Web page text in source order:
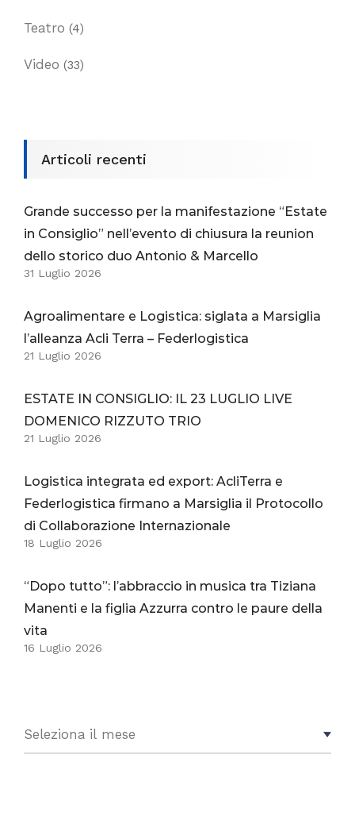
Teatro (4)
Video (33)
Articoli recenti
Grande successo per la manifestazione “Estate
in Consiglio” nell’evento di chiusura la reunion
dello storico duo Antonio & Marcello
31 Luglio 2026
Agroalimentare e Logistica: siglata a Marsiglia
l’alleanza Acli Terra – Federlogistica
21 Luglio 2026
ESTATE IN CONSIGLIO: IL 23 LUGLIO LIVE
DOMENICO RIZZUTO TRIO
21 Luglio 2026
Logistica integrata ed export: AcliTerra e
Federlogistica firmano a Marsiglia il Protocollo
di Collaborazione Internazionale
18 Luglio 2026
“Dopo tutto”: l’abbraccio in musica tra Tiziana
Manenti e la figlia Azzurra contro le paure della
vita
16 Luglio 2026